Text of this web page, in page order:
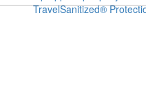
TravelSanitized®